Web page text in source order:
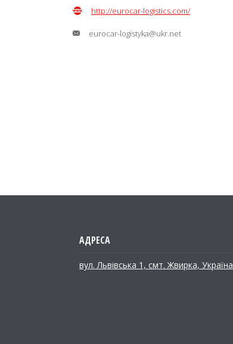
http://eurocar-logistics.com/
eurocar-logistyka@ukr.net
вул. Львівська 1, смт. Жвирка, Україна